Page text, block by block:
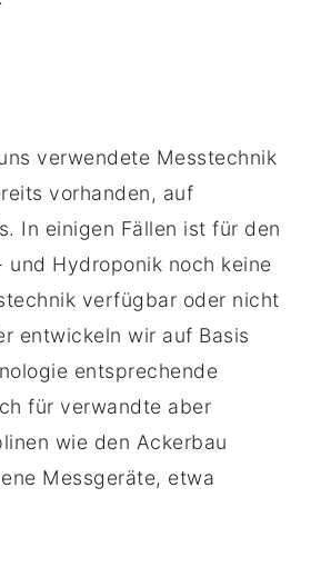
verwendete Messtechnik
vorhanden, auf
In einigen Fällen ist für den
und Hydroponik noch keine
verfügbar oder nicht
entwickeln wir auf Basis
entsprechende
für verwandte aber
wie den Ackerbau
Messgeräte, etwa